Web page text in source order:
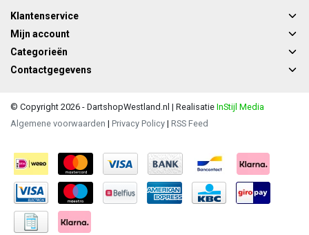
Klantenservice
Mijn account
Categorieën
Contactgegevens
© Copyright 2026 - DartshopWestland.nl | Realisatie InStijl Media
Algemene voorwaarden | Privacy Policy | RSS Feed